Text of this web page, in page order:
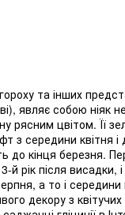
та інших
являє собою ніяк
рясним цвітом. Її
з середини квітня і
до кінця березня.
й рік після висадки,
а то і
декору з квітучих